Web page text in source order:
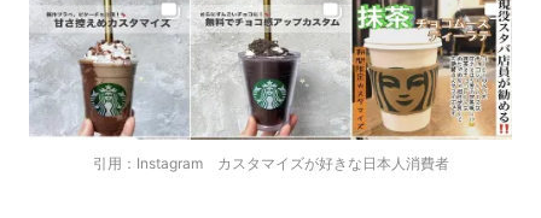
引用：Instagram カスタマイズが好きな日本人消費者